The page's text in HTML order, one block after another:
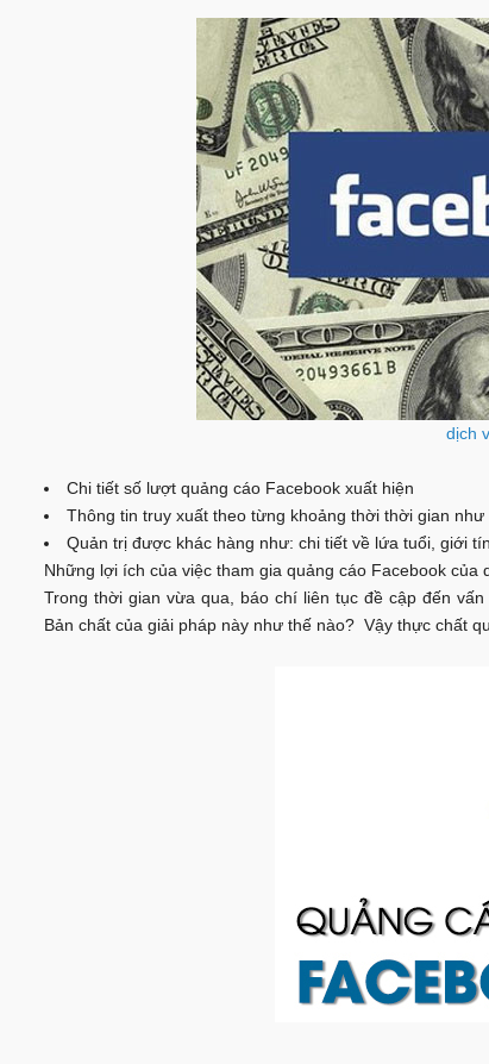
dịch
Chi tiết số lượt quảng cáo Facebook xuất hiện
Thông tin truy xuất theo từng khoảng thời thời gian như
Quản trị được khác hàng như: chi tiết về lứa tuổi, giới
Những lợi ích của việc tham gia quảng cáo Facebook của
Trong thời gian vừa qua, báo chí liên tục đề cập đến
Bản chất của giải pháp này như thế nào? Vậy thực chất